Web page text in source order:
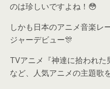
のは珍しいですよね！😳
しかも日本のアニメ音楽レ
ジャーデビュー🎊
TVアニメ『神達に拾われた
など、人気アニメの主題歌